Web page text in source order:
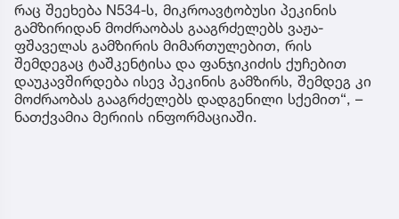
რაც შეეხება N534-ს, მიკროავტობუსი პეკინის
გამზირიდან მოძრაობას გააგრძელებს ვაჟა-
ფშაველას გამზირის მიმართულებით, რის
შემდეგაც ტაშკენტისა და ფანჯიკიძის ქუჩებით
დაუკავშირდება ისევ პეკინის გამზირს, შემდეგ კი
მოძრაობას გააგრძელებს დადგენილი სქემით“, –
ნათქვამია მერიის ინფორმაციაში.